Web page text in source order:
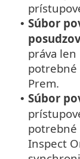
• Súbor
práva
potrebné
Prem.
• Súbor
potrebné
Inspect